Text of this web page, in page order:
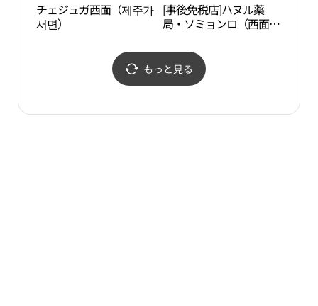
チェジュガ西面（제주가
서면）
[事後免税店]ハヌル薬
局・ソミョンロ（西面
もっと見る